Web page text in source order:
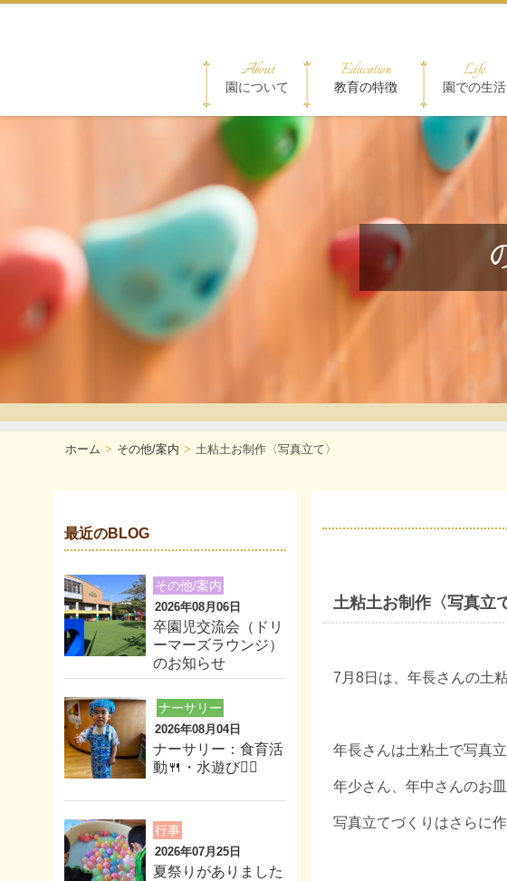
About
園について
Education
教育の特徴
Life
園での生活
ホーム その他/案内 土粘土お制作〈写真立て〉
土粘土お制作〈写真立
7月8日は、年長さんの土
年長さんは土粘土で写真立
年少さん、年中さんのお
写真立てづくりはさらに
最近のBLOG
その他/案内
2026年08月06日
卒園児交流会（ドリ
ーマーズラウンジ）
のお知らせ
ナーサリー
2026年08月04日
ナーサリー：食育活
動🍴・水遊び🏊‍♂️
行事
2026年07月25日
夏祭りがありました